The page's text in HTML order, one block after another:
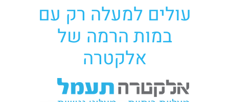
עולים למעלה רק עם
במות הרמה של
אלקטרה